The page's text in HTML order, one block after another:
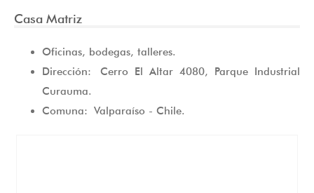
Casa Matriz
Oficinas, bodegas, talleres.
Dirección: Cerro El Altar 4080, Parque Industrial
Curauma.
Comuna: Valparaíso - Chile.